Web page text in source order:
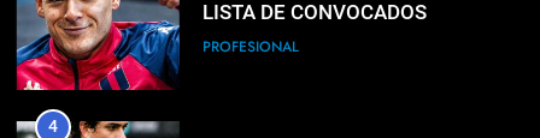
LISTA DE CONVOCADOS
PROFESIONAL
4